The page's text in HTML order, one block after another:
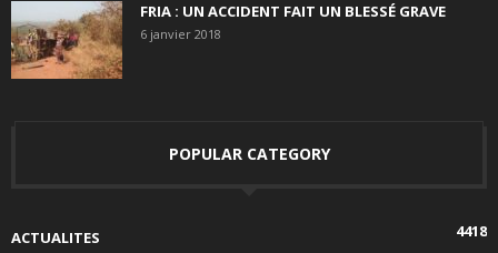
FRIA : UN ACCIDENT FAIT UN BLESSÉ GRAVE
6 janvier 2018
POPULAR CATEGORY
ACTUALITES
4418